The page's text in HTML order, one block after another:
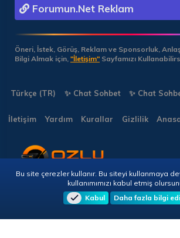
Forumun.Net Reklam
Öneri, İstek, Görüş, Reklam ve Sponsorluk,
Bilgi Almak için, "İletişim" Sayfamızı
Türkçe (TR) ✨ Chat Sohbet ✨ Chat
İletişim Yardım Kurallar Gizlilik
Copyright © 2026 🎭 Forumun.NET - Tüm Hakları
Bu site çerezler kullanır. Bu siteyi kullanmaya
kullanımımızı kabul etmiş
Kabul
Daha fazla bilgi